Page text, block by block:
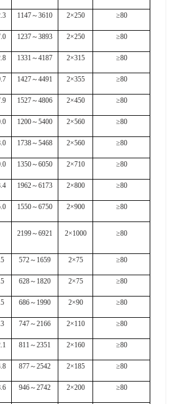
1147～3610 2×250 ≥80
1237～3893 2×250 ≥80
1331 ～4187 2×315 ≥80
1427～4491 2×355 ≥80
1527～4806 2×450 ≥80
1200～5400 2×560 ≥80
1738～5468 2×560 ≥80
1350～6050 2×710 ≥80
1962～6173 2×800 ≥80
1550～6750 2×900 ≥80
2199～6921 2×1000 ≥80
572～ 1659 2×75 ≥80
628～ 1820 2×75 ≥80
686～ 1990 2×90 ≥80
747～2166 2×110 ≥80
811 ～2351 2×160 ≥80
877～2542 2×185 ≥80
946～2742 2×200 ≥80